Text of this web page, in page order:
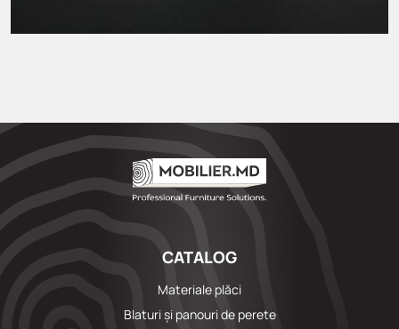
CATALOG
Materiale plăci
Blaturi și panouri de perete